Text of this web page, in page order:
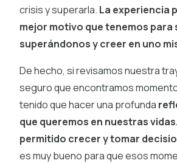
crisis y superarla. La experiencia
mejor motivo que tenemos para
superándonos y creer en uno
De hecho, si revisamos nuestra
seguro que encontramos
tenido que hacer una profunda
que queremos en nuestras
permitido crecer y tomar
es muy bueno para que esos